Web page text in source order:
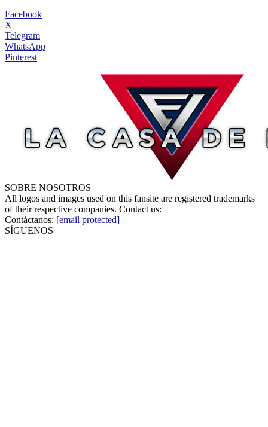
Facebook
X
Telegram
WhatsApp
Pinterest
SOBRE NOSOTROS
All logos and images used on this fansite are registered trademarks
of their respective companies. Contact us:
Contáctanos: [email protected]
SÍGUENOS